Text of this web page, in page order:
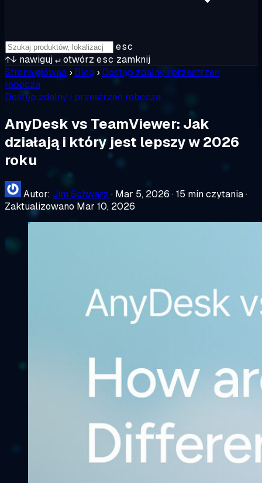
esc
↑↓ nawiguj↵otwórz esc zamknij
Strona główna › Blog › Dostęp zdalny i przestrzeń
robocza
Dostęp zdalny i przestrzeń robocza
AnyDesk vs TeamViewer: Jak
działają i który jest lepszy w 2026
roku
Autor: Jim Schwarz · Mar 5, 2026·15 min czytania·
Zaktualizowano Mar 10, 2026